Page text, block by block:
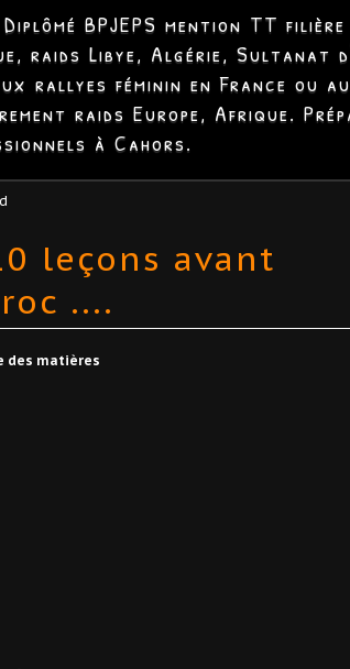
BPJEPS mention TT
raids Libye, Algérie, Sultanat
rallyes féminin en France ou
raids Europe, Afrique.
à Cahors.
leçons avant
....
des matières